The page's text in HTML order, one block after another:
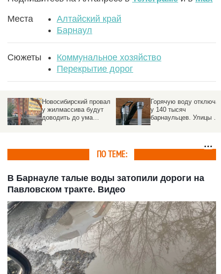
Места
Алтайский край
Барнаул
Сюжеты
Коммунальное хозяйство
Перекрытие дорог
Новосибирский провал
у жилмассива будут
доводить до ума
Горячую воду
у 140 тысяч
барнаульцев. Улицы и
ПО ТЕМЕ:
В Барнауле талые воды затопили дороги на
Павловском тракте. Видео